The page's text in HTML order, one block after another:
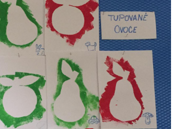
/DLE NOVÉHO RVP PV 2025